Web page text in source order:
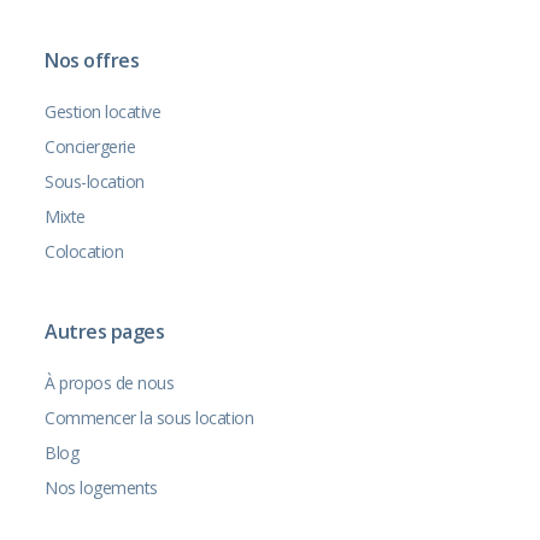
Nos offres
Gestion locative
Conciergerie
Sous-location
Mixte
Colocation
Autres pages
À propos de nous
Commencer la sous location
Blog
Nos logements